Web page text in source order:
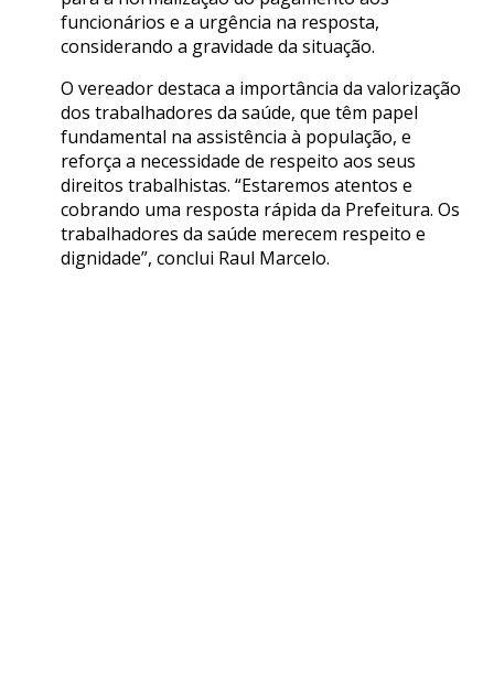
funcionários e a urgência na resposta,
considerando a gravidade da situação.
O vereador destaca a importância da valorização
dos trabalhadores da saúde, que têm papel
fundamental na assistência à população, e
reforça a necessidade de respeito aos seus
direitos trabalhistas. “Estaremos atentos e
cobrando uma resposta rápida da Prefeitura. Os
trabalhadores da saúde merecem respeito e
dignidade”, conclui Raul Marcelo.